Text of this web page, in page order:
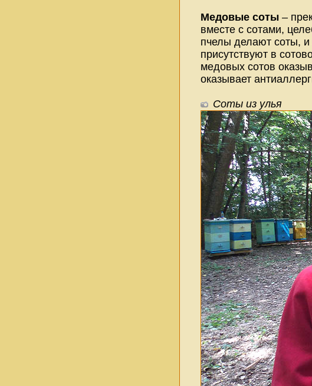
Медовые соты –
вместе с сотами,
пчелы делают соты, и
присутствуют в
медовых сотов
оказывает
Соты из улья